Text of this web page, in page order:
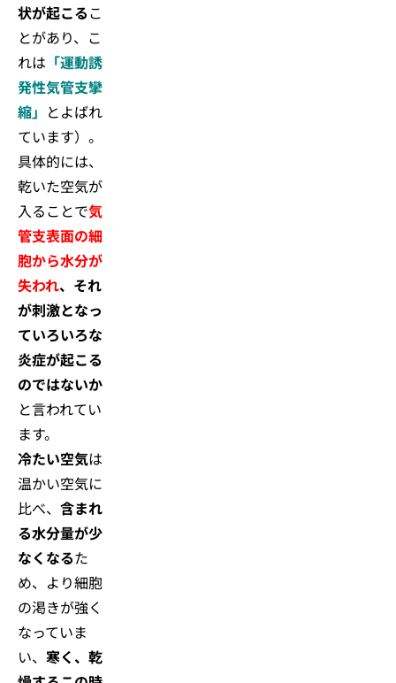
状が起こるこ
とがあり、こ
れは 「運動誘
発性気管支攣
縮」 とよばれ
ています）。
具体的には、
乾いた空気が
入ることで気
管支表面の細
胞から水分が
失われ、それ
が刺激となっ
ていろいろな
炎症が起こる
のではないか
と言われてい
ます。
冷たい空気は
温かい空気に
比べ、 含まれ
る水分量が少
なくなるた
め、より細胞
の渇きが強く
なっていま
い、 寒く、乾